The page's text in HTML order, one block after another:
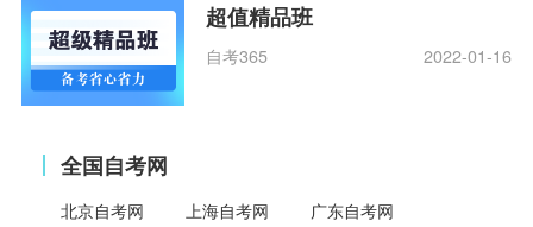
超值精品班
自考365 2022-01-16
全国自考网
北京自考网 上海自考网
广东自考网